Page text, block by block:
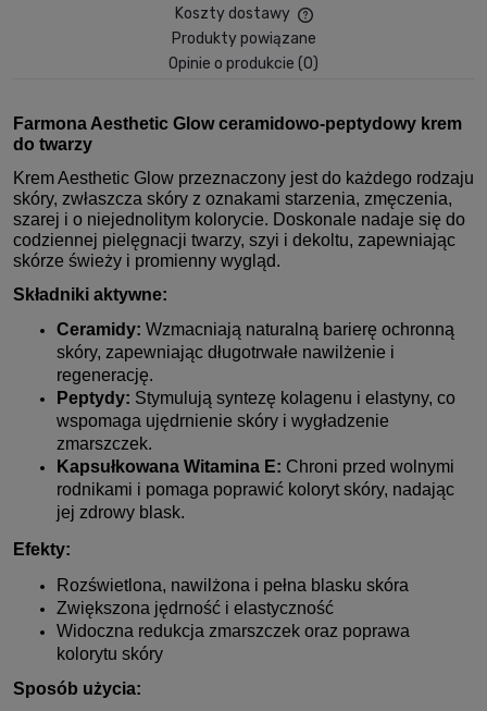
Koszty dostawy
Produkty powiązane
Opinie o produkcie (0)
Farmona Aesthetic Glow ceramidowo-peptydowy krem
do twarzy
Krem Aesthetic Glow przeznaczony jest do każdego rodzaju
skóry, zwłaszcza skóry z oznakami starzenia, zmęczenia,
szarej i o niejednolitym kolorycie. Doskonale nadaje się do
codziennej pielęgnacji twarzy, szyi i dekoltu, zapewniając
skórze świeży i promienny wygląd.
Składniki aktywne:
Ceramidy: Wzmacniają naturalną barierę ochronną
skóry, zapewniając długotrwałe nawilżenie i
regenerację.
Peptydy: Stymulują syntezę kolagenu i elastyny, co
wspomaga ujędrnienie skóry i wygładzenie
zmarszczek.
Kapsułkowana Witamina E: Chroni przed wolnymi
rodnikami i pomaga poprawić koloryt skóry, nadając
jej zdrowy blask.
Efekty:
Rozświetlona, nawilżona i pełna blasku skóra
Zwiększona jędrność i elastyczność
Widoczna redukcja zmarszczek oraz poprawa
kolorytu skóry
Sposób użycia: